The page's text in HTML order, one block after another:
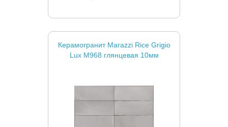
Керамогранит Marazzi Rice Grigio
Lux M968 глянцевая 10мм